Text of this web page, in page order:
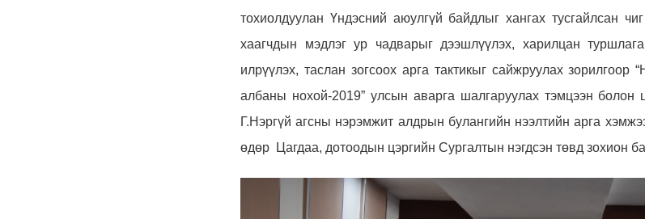
тохиолдуулан Үндэсний аюулгүй байдлыг хангах тусгайлсан
хаагчдын мэдлэг ур чадварыг дээшлүүлэх, харилцан
илрүүлэх, таслан зогсоох арга тактикыг сайжруулах зорилгоор
албаны нохой-2019” улсын аварга шалгаруулах тэмцээн болон
Г.Нэргүй агсны нэрэмжит алдрын булангийн нээлтийн арга
өдөр
Цагдаа, дотоодын цэргийн Сургалтын нэгдсэн төвд зохион